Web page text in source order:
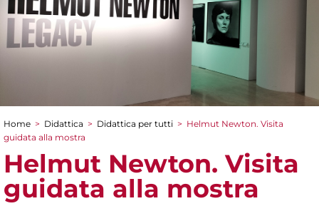
Tu sei qui
Home > Didattica > Didattica per tutti > Helmut Newton. Visita
guidata alla mostra
Helmut Newton. Visita
guidata alla mostra